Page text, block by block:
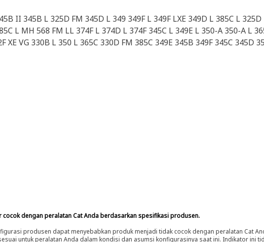
II 345B L 325D FM 345D L 349 349F L 349F LXE 349D L 385C L
L MH 568 FM LL 374F L 374D L 374F 345C L 349E L 350-A 350-A L
XE VG 330B L 350 L 365C 330D FM 385C 349E 345B 349F 345C 345D
cocok dengan peralatan Cat Anda berdasarkan spesifikasi produsen.
produsen dapat menyebabkan produk menjadi tidak cocok dengan peralatan Cat
untuk peralatan Anda dalam kondisi dan asumsi konfigurasinya saat ini. Indikator ini